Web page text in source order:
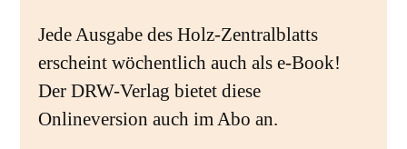
Jede Ausgabe des Holz-Zentralblatts
erscheint wöchentlich auch als e-Book!
Der DRW-Verlag bietet diese
Onlineversion auch im Abo an.